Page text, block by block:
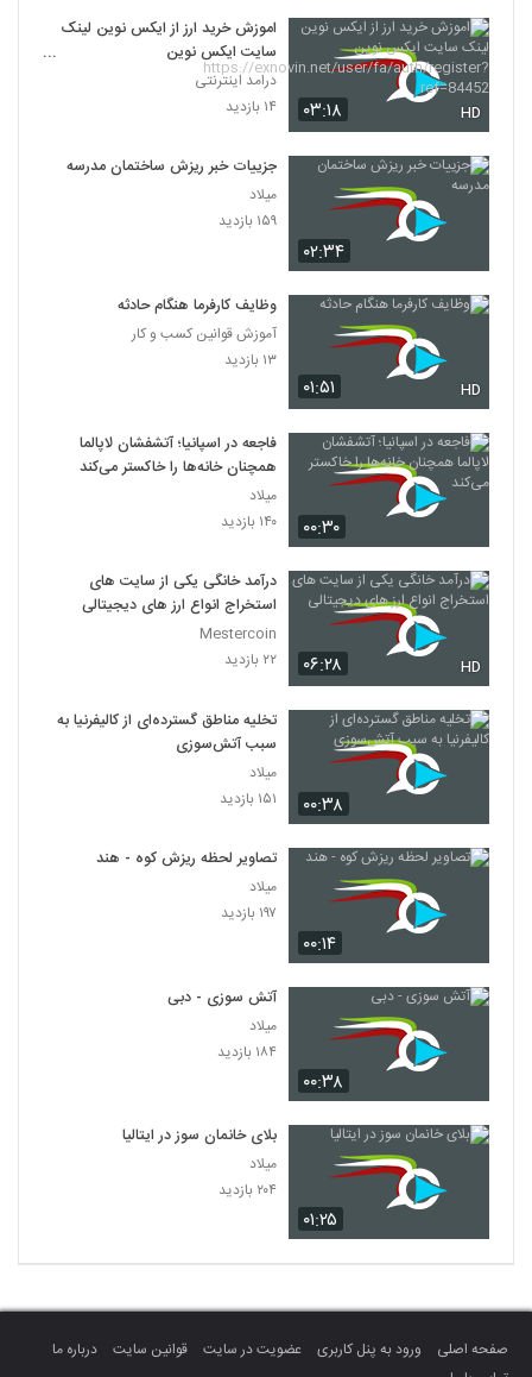
۰۳:۱۸ HD
اموزش خرید ارز از ایکس نوین لینک
سایت ایکس نوین
https://exnovin.net/user/fa/au
th/register?ref=84452
درامد اینترنتی
۱۴ بازدید
۰۲:۳۴
جزییات خبر ریزش ساختمان مدرسه
میلاد
۱۵۹ بازدید
۰۱:۵۱ HD
وظایف کارفرما هنگام حادثه
آموزش قوانین کسب و کار
۱۳ بازدید
۰۰:۳۰
فاجعه در اسپانیا؛ آتشفشان لاپالما
همچنان خانه‌ها را خاکستر می‌کند
میلاد
۱۴۰ بازدید
۰۶:۲۸ HD
درآمد خانگی یکی از سایت های
استخراج انواع ارز های دیجیتالی
Mestercoin
۲۲ بازدید
۰۰:۳۸
تخلیه مناطق گسترده‌ای از کالیفرنیا به
سبب آتش‌سوزی
میلاد
۱۵۱ بازدید
۰۰:۱۴
تصاویر لحظه ریزش کوه - هند
میلاد
۱۹۷ بازدید
۰۰:۳۸
آتش سوزی - دبی
میلاد
۱۸۴ بازدید
۰۱:۲۵
بلای خانمان سوز در ایتالیا
میلاد
۲۰۴ بازدید
صفحه اصلی ورود به پنل کاربری عضویت در سایت قوانین سایت
درباره ما